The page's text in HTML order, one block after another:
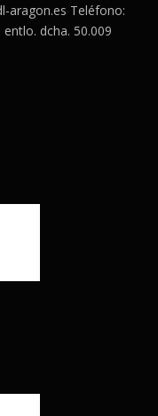
aragon.es Teléfono:
dcha. 50.009